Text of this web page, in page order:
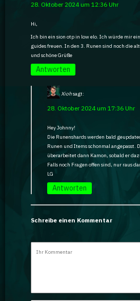
28. Oktober 2024 um 12:36 Uhr
Hi,
Ich bin ein sion otp in low elo. Ich würde mir
guides freuen. In den 3. Runen sind noch die
und schöne Grüße
Antworten
Xiohsagt:
28. Oktober 2024 um 17:36 Uhr
Hey Johnny!
Die Runenshards werden bald
Runen und Items schonmal angepasst.
überarbeitet dann Kamon, sobald er
Falls noch Fragen offen sind, nur raus
LG
Antworten
Schreibe einen Kommentar